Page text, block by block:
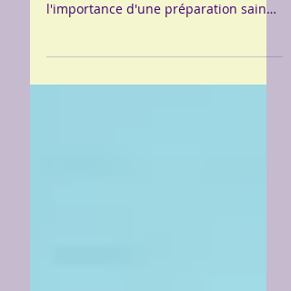
Pourquoi préparer la grossesse dès la
l'importance d'une préparation saine